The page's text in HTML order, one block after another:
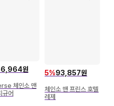
원
체인소 맨
규어
5%93,857원
체인소 맨 프린스 호텔
레제